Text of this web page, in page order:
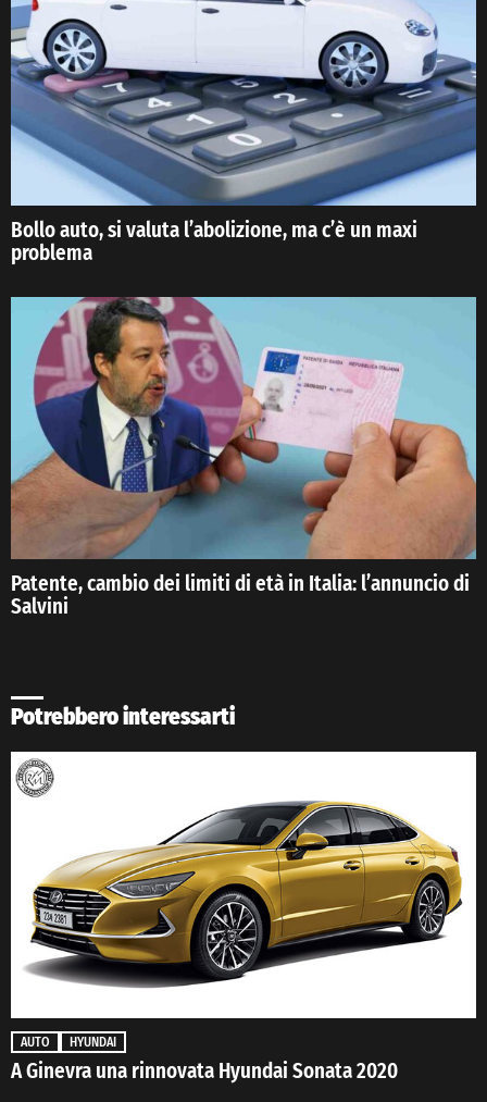
Bollo auto, si valuta l’abolizione, ma c’è un maxi
problema
Patente, cambio dei limiti di età in Italia: l’annuncio di
Salvini
Potrebbero interessarti
AUTO HYUNDAI
A Ginevra una rinnovata Hyundai Sonata 2020